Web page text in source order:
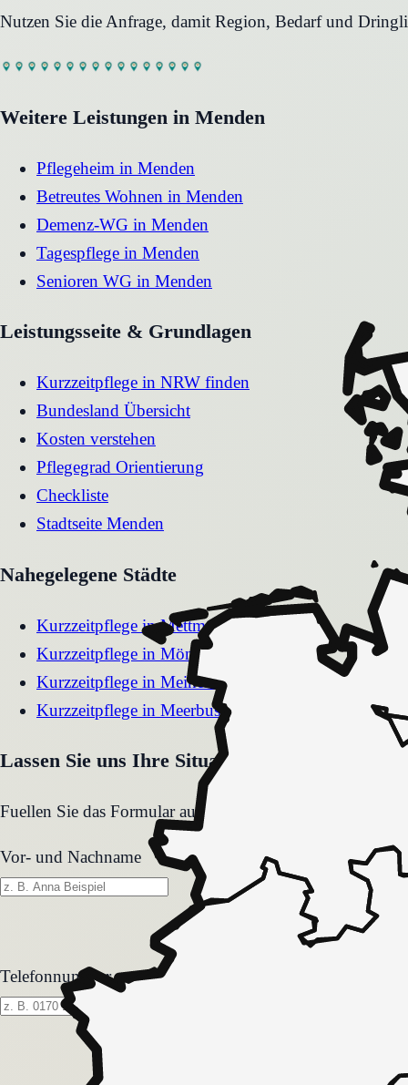
Nutzen Sie die Anfrage, damit Region, Bedarf und
Weitere Leistungen in Menden
Pflegeheim in Menden
Betreutes Wohnen in Menden
Demenz-WG in Menden
Tagespflege in Menden
Senioren WG in Menden
Leistungsseite & Grundlagen
Kurzzeitpflege in NRW finden
Bundesland Übersicht
Kosten verstehen
Pflegegrad Orientierung
Checkliste
Stadtseite Menden
Nahegelegene Städte
KurzzeitpflegeinMettmann
Kurzzeitpflege in Mönchengladbach
Kurzzeitpflege in Meinerzhagen
Kurzzeitpflege in Meerbusch
Lassen Sie uns Ihre Situation gemeinsam
Fuellen Sie das Formular aus. Wir melden uns zeitnah
Vor- und Nachname
Telefonnummer